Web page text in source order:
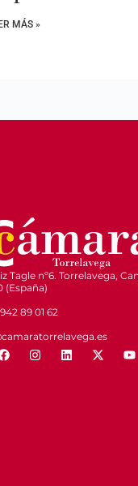
MÁS »
Tagle nº6. Torrelavega,
(España)
89 01 62